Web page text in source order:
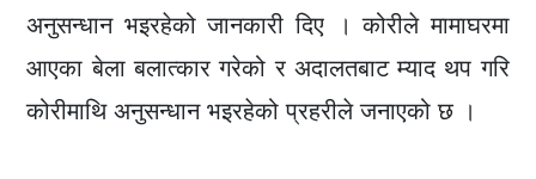
अनुसन्धान भइरहेको जानकारी दिए । कोरीले मामाघरमा
आएका बेला बलात्कार गरेको र अदालतबाट म्याद थप गरि
कोरीमाथि अनुसन्धान भइरहेको प्रहरीले जनाएको छ ।